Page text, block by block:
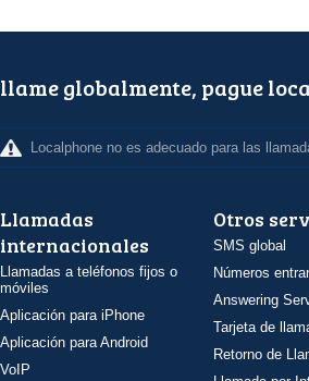
llame globalmente, pague
Localphone no es adecuado para las
Llamadas
internacionales
Llamadas a teléfonos fijos o
móviles
Aplicación para iPhone
Aplicación para Android
VoIP
Otros
SMS global
Números
Answering
Tarjeta de
Retorno de